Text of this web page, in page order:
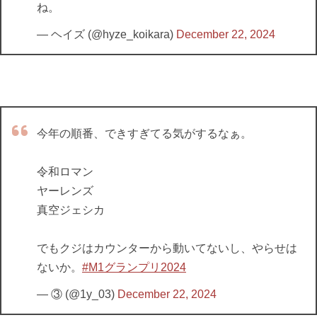
ね。
— ヘイズ (@hyze_koikara) December 22, 2024
今年の順番、できすぎてる気がするなぁ。
令和ロマン
ヤーレンズ
真空ジェシカ
でもクジはカウンターから動いてないし、やらせは
ないか。 #M1グランプリ2024
— ③ (@1y_03) December 22, 2024